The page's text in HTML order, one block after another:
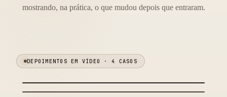
mostrando, na prática, o que mudou depois que entraram.
DEPOIMENTOS EM VÍDEO · 4 CASOS